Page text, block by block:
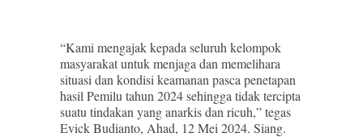
“Kami mengajak kepada seluruh kelompok
masyarakat untuk menjaga dan memelihara
situasi dan kondisi keamanan pasca penetapan
hasil Pemilu tahun 2024 sehingga tidak tercipta
suatu tindakan yang anarkis dan ricuh,” tegas
Evick Budianto, Ahad, 12 Mei 2024. Siang.